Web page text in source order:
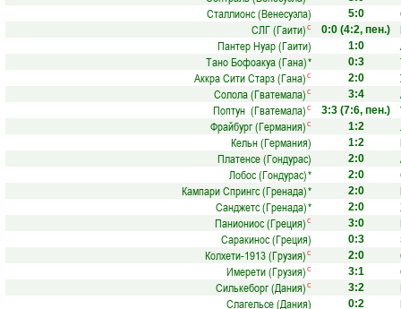
Сталлионс (Венесуэла)
5:0
СЛГ (Гаити) с 0:0 (4:2, пен.)
Пантер Нуар (Гаити)
1:0
Тано Бофоакуа (Гана)* 0:3
Аккра Сити Старз (Гана) с 2:0
Солола (Гватемала) с 3:4
Поптун (Гватемала) с 3:3 (7:6, пен.)
Фрайбург (Германия) с 1:2
Кельн (Германия)
1:2
Платенсе (Гондурас)
2:0
Лобос (Гондурас)* 2:0
Кампари Спрингс (Гренада)* 2:0
Санджетс (Гренада)* 2:0
Паниониос (Греция) с 3:0
Саракинос (Греция)
0:3
Колхети-1913 (Грузия) с 2:0
Имерети (Грузия) с 3:1
Силькеборг (Дания) с 3:2
Слагельсе (Дания)
0:2